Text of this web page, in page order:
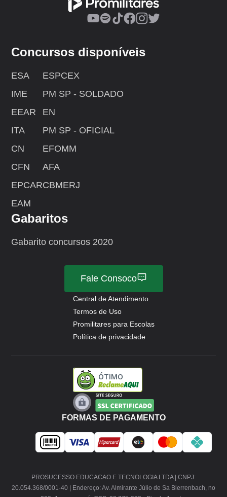
Concursos disponíveis
ESA
IME
EEAR
ITA
CN
CFN
EPCAR
EAM
ESPCEX
PM SP - SOLDADO
EN
PM SP - OFICIAL
EFOMM
AFA
CBMERJ
Gabaritos
Gabarito concursos 2020
Central de Atendimento
Termos de Uso
Promilitares para Escolas
Política de privacidade
Fale Consoco
ÓTIMO
FORMAS DE PAGAMENTO
PROSUCESSO EDUCACAO E TECNOLOGIA LTDA | CNPJ:
20.054.368/0001-40 | Endereço: Av. Almirante Júlio de Sa Bierrenbach, no